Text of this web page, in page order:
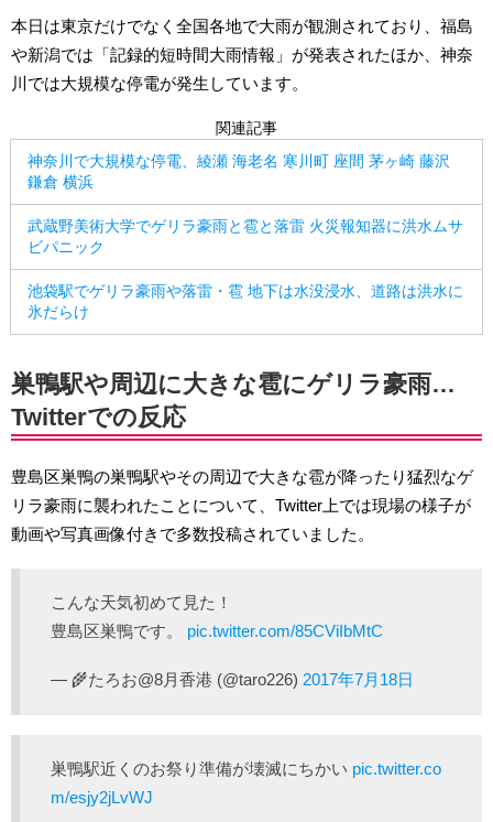
本日は東京だけでなく全国各地で大雨が観測されており、福島
や新潟では「記録的短時間大雨情報」が発表されたほか、神奈
川では大規模な停電が発生しています。
関連記事
神奈川で大規模な停電、綾瀬 海老名 寒川町 座間 茅ヶ崎 藤沢
鎌倉 横浜
武蔵野美術大学でゲリラ豪雨と雹と落雷 火災報知器に洪水ムサ
ビパニック
池袋駅でゲリラ豪雨や落雷・雹 地下は水没浸水、道路は洪水に
氷だらけ
巣鴨駅や周辺に大きな雹にゲリラ豪雨…
Twitterでの反応
豊島区巣鴨の巣鴨駅やその周辺で大きな雹が降ったり猛烈なゲ
リラ豪雨に襲われたことについて、Twitter上では現場の様子が
動画や写真画像付きで多数投稿されていました。
こんな天気初めて見た！
豊島区巣鴨です。 pic.twitter.com/85CViIbMtC
— 🌾たろお@8月香港 (@taro226) 2017年7月18日
巣鴨駅近くのお祭り準備が壊滅にちかい pic.twitter.co
m/esjy2jLvWJ